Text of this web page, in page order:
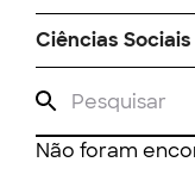
Ciências Sociais
Não foram